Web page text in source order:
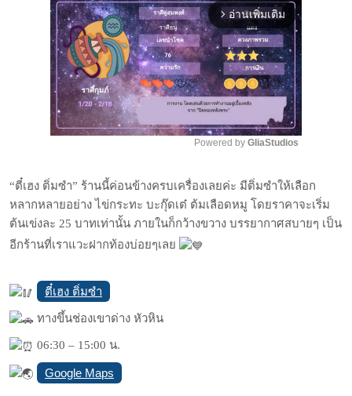
arrow_forward_ios อ่านเพิ่มเติม
Mute
Powered by GliaStudios
“ตี๋เฮง ติ่มซำ” ร้านนี้ค่อนข้างครบเครื่องเลยค่ะ มีติ่มซำให้เลือก
หลากหลายอย่าง ไข่กระทะ บะกุ๊ดเต๋ ต้มเลือดหมู โดยราคาจะเริ่ม
ต้นเข่งละ 25 บาทเท่านั้น ภายในก็กว้างขวาง บรรยากาศสบายๆ เป็น
อีกร้านที่เราแวะฝากท้องบ่อยๆเลย
ตี๋เฮง ติ่มซำ
ทางขึ้นช่องเขาด่าง หัวหิน
06:30 – 15:00 น.
Google Maps